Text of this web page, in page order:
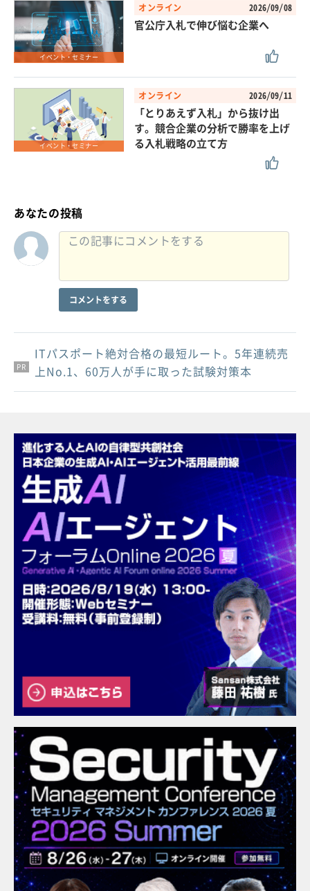
イベント・セミナー
オンライン 2026/09/08
官公庁入札で伸び悩む企業へ
イベント・セミナー
オンライン 2026/09/11
「とりあえず入札」から抜け出
す。競合企業の分析で勝率を上げ
る入札戦略の立て方
あなたの投稿
コメントをする
PR
PR
PR
ITパスポート絶対合格の最短ルート。5年連続売
上No.1、60万人が手に取った試験対策本